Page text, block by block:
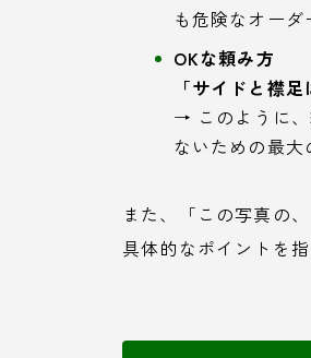
も危険なオーダ
OKな頼み方
「サイドと襟
→ このように、
ないための最大
また、「この写真の
具体的なポイントを